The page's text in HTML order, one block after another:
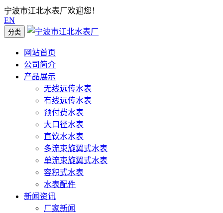
宁波市江北水表厂欢迎您！
EN
分类
网站首页
公司简介
产品展示
无线远传水表
有线远传水表
预付费水表
大口径水表
直饮水水表
多流束旋翼式水表
单流束旋翼式水表
容积式水表
水表配件
新闻资讯
厂家新闻